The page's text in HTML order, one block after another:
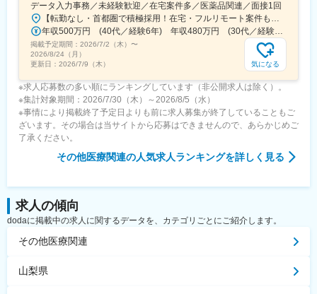
データ入力事務／未経験歓迎／在宅案件多／医薬品関連／面接1回
【転勤なし・首都圏で積極採用！在宅・フルリモート案件も有り！大手・優良企業が中心♪】■本社／大阪市淀川区宮原3-5-36 新大阪トラストタワー19F変更の範囲、上記を除く当社関連勤務地◆プロジェクト先例東京23区内、横浜、大宮、千葉、その他＜配属先最寄り駅の一例＞飯田橋／日本橋／浜松町／信濃町／四ツ谷／池袋／蒲田 など※過去の配属先は勤務地一覧に記載◆POINT！#大手企業など約300社の取引先あり！（製薬メーカー、製薬関連企業、化粧品関連企業、臨床研究センターなど）#最寄り駅から徒歩5～10分圏内の通いやすいオフィス＃在宅勤務・在宅プロジェクト多数＃定時退社基本＆土日祝休み＃安定性抜群の医療業界で事務として活躍＃未経験入社8割×研修センターで手厚くフォロー＃産育休の取得実績100％#転居を伴う転勤なし※受動喫煙対策：オフィス内禁煙
年収500万円 (40代／経験6年) 年収480万円 (30代／経験4年)
掲載予定期間： 2026/7/2（木） 〜
2026/8/24（月）
更新日： 2026/7/9（木） 気になる
※求人応募数の多い順にランキングしています（非公開求人は除く）。
※集計対象期間：2026/7/30（木）～2026/8/5（水）
※事情により掲載終了予定日よりも前に求人募集が終了していることもご
ざいます。その場合は当サイトから応募はできませんので、あらかじめご
了承ください。
その他医療関連の人気求人ランキングを詳しく見る
求人の傾向
dodaに掲載中の求人に関するデータを、カテゴリごとにご紹介します。
その他医療関連
山梨県